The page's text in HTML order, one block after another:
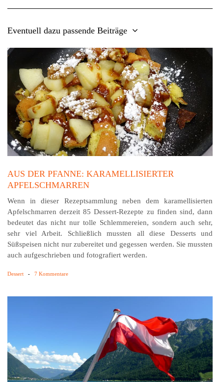
Eventuell dazu passende Beiträge
AUS DER PFANNE: KARAMELLISIERTER
APFELSCHMARREN
Wenn in dieser Rezeptsammlung neben dem karamellisierten
Apfelschmarren derzeit 85 Dessert-Rezepte zu finden sind, dann
bedeutet das nicht nur tolle Schlemmereien, sondern auch sehr,
sehr viel Arbeit. Schließlich mussten all diese Desserts und
Süßspeisen nicht nur zubereitet und gegessen werden. Sie mussten
auch aufgeschrieben und fotografiert werden.
Dessert - 7 Kommentare